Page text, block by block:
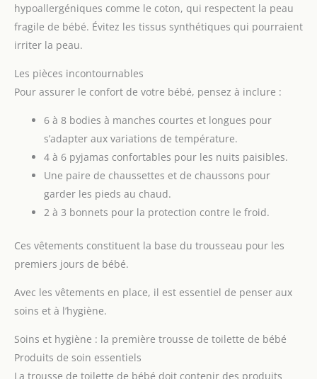
hypoallergéniques comme le coton, qui respectent la peau
fragile de bébé. Évitez les tissus synthétiques qui pourraient
irriter la peau.
Les pièces incontournables
Pour assurer le confort de votre bébé, pensez à inclure :
6 à 8 bodies à manches courtes et longues pour
s’adapter aux variations de température.
4 à 6 pyjamas confortables pour les nuits paisibles.
Une paire de chaussettes et de chaussons pour
garder les pieds au chaud.
2 à 3 bonnets pour la protection contre le froid.
Ces vêtements constituent la base du trousseau pour les
premiers jours de bébé.
Avec les vêtements en place, il est essentiel de penser aux
soins et à l’hygiène.
Soins et hygiène : la première trousse de toilette de bébé
Produits de soin essentiels
La trousse de toilette de bébé doit contenir des produits